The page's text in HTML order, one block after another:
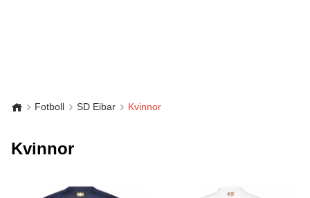
Fotboll SD Eibar Kvinnor
Kvinnor